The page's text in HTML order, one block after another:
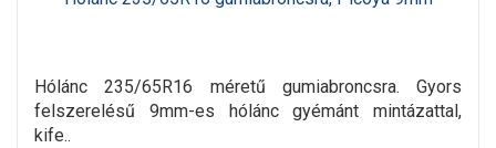
Hólánc 235/65R16 méretű gumiabroncsra. Gyors
felszerelésű 9mm-es hólánc gyémánt mintázattal,
kife..